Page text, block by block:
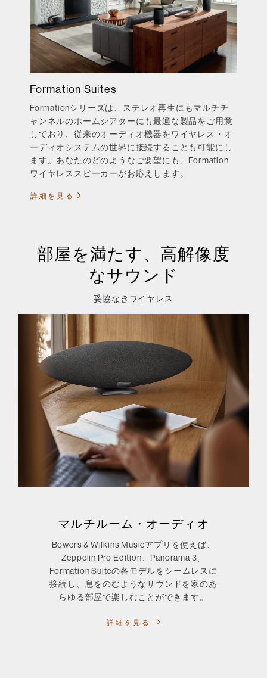
Formation Suites
Formationシリーズは、ステレオ再生にもマルチチ
ャンネルのホームシアターにも最適な製品をご用意
しており、従来のオーディオ機器をワイヤレス・オ
ーディオシステムの世界に接続することも可能にし
ます。あなたのどのようなご要望にも、Formation
ワイヤレススピーカーがお応えします。
詳細を見る
部屋を満たす、高解像度
なサウンド
妥協なきワイヤレス
マルチルーム・オーディオ
Bowers & Wilkins Musicアプリを使えば、
Zeppelin Pro Edition、Panorama 3、
Formation Suiteの各モデルをシームレスに
接続し、息をのむようなサウンドを家のあ
らゆる部屋で楽しむことができます。
詳細を見る